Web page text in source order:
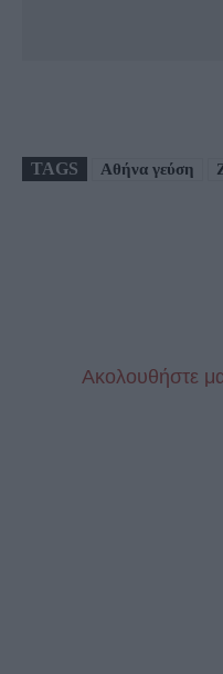
TAGS Αθήνα γεύση
Aκολουθήστε